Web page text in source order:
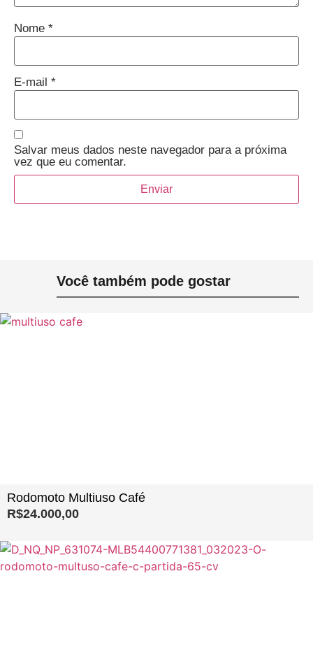
Nome *
E-mail *
Salvar meus dados neste navegador para a próxima
vez que eu comentar.
Você também pode gostar
Rodomoto Multiuso Café
R$24.000,00